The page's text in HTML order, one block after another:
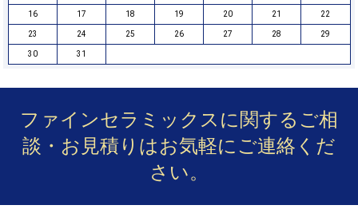
16 17 18 19 20 21 22
23 24 25 26 27 28 29
30 31
ファインセラミックスに関するご相
談・お見積りはお気軽にご連絡くだ
さい。